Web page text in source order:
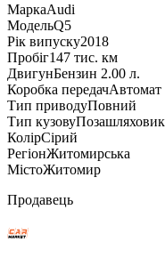
МаркаAudi
МодельQ5
Рік випуску2018
Пробіг147 тис. км
ДвигунБензин 2.00 л.
Коробка передачАвтомат
Тип приводуПовний
Тип кузову
КолірСірий
РегіонЖитомирська
МістоЖитомир
Продавець